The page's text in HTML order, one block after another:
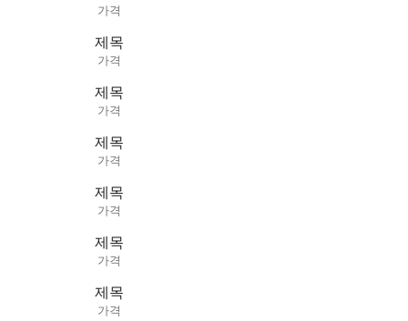
가격
제목
가격
제목
가격
제목
가격
제목
가격
제목
가격
제목
가격